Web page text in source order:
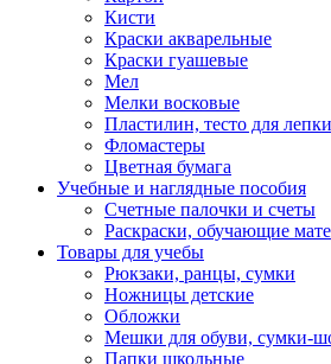
Кисти
Краски акварельные
Краски гуашевые
Мел
Мелки восковые
Пластилин, тесто для
Фломастеры
Цветная бумага
Учебные и наглядные пособия
Счетные палочки и счеты
Раскраски, обучающие
Товары для учебы
Рюкзаки, ранцы, сумки
Ножницы детские
Обложки
Мешки для обуви, сумки-
Папки школьные